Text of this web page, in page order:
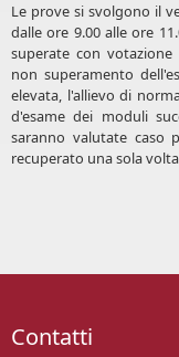
Le prove si svolgono il
dalle ore 9.00 alle ore
superate con
non superamento
elevata, l'allievo di
d'esame dei moduli
saranno valutate caso
recuperato una sola
Contatti